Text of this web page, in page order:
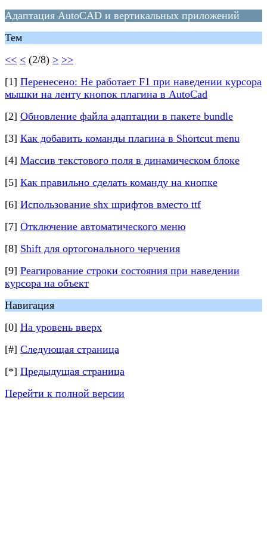
Адаптация AutoCAD и вертикальных приложений
Тем
<< < (2/8) > >>
[1] Перенесено: Не работает F1 при наведении курсора
мышки на ленту кнопок плагина в AutoCad
[2] Обновление файла адаптации в пакете bundle
[3] Как добавить команды плагина в Shortcut menu
[4] Массив текстового поля в динамическом блоке
[5] Как правильно сделать команду на кнопке
[6] Использование shx шрифтов вместо ttf
[7] Отключение автоматического меню
[8] Shift для ортогонального черчения
[9] Реагирование строки состояния при наведении
курсора на объект
Навигация
[0] На уровень вверх
[#] Следующая страница
[*] Предыдущая страница
Перейти к полной версии